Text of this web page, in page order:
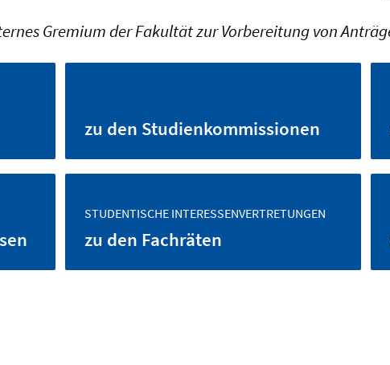
Gremium der Fakultät zur Vorbereitung von
zu den Studienkommissionen
STUDENTISCHE INTERESSENVERTRETUNGEN
zu den Fachräten